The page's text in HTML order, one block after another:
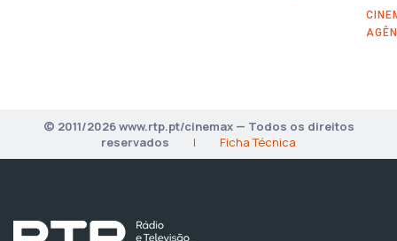
© 2011/2026 www.rtp.pt/cinemax — Todos os direitos
reservados
| Ficha Técnica